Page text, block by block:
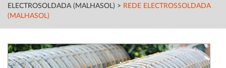
ELECTROSOLDADA (MALHASOL) > REDE ELECTROSSOLDADA
(MALHASOL)